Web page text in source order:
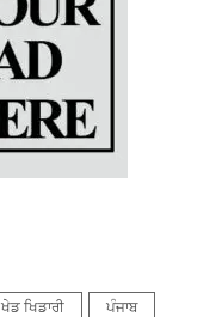
ਖੇਡ ਖਿਡਾਰੀ ਪੰਜਾਬ